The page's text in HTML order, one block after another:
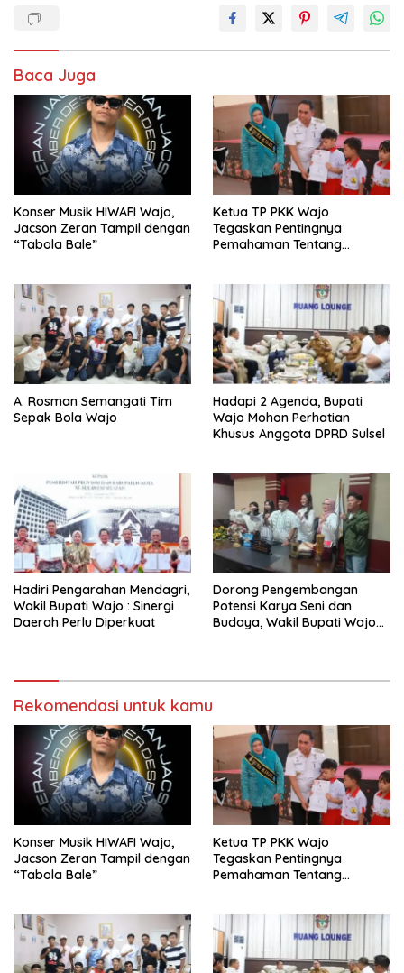
Baca Juga
Konser Musik HIWAFI Wajo,
Jacson Zeran Tampil dengan
“Tabola Bale”
Ketua TP PKK Wajo
Tegaskan Pentingnya
Pemahaman Tentang
A. Rosman Semangati Tim
Sepak Bola Wajo
Hadapi 2 Agenda, Bupati
Wajo Mohon Perhatian
Khusus Anggota DPRD Sulsel
Hadiri Pengarahan Mendagri,
Wakil Bupati Wajo : Sinergi
Daerah Perlu Diperkuat
Dorong Pengembangan
Potensi Karya Seni dan
Budaya, Wakil Bupati Wajo
Rekomendasi untuk kamu
Konser Musik HIWAFI Wajo,
Jacson Zeran Tampil dengan
“Tabola Bale”
Ketua TP PKK Wajo
Tegaskan Pentingnya
Pemahaman Tentang